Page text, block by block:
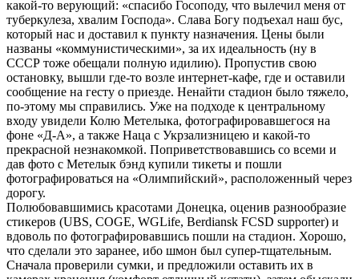
какой-то верующий: «спасибо Госоподу, что вылечил меня от
туберкулеза, хвалим Господа». Слава Богу подъехал наш бус,
который нас и доставил к пункту назначения. Цены были
названы «коммунистическими», за их идеальность (ну в
СССР тоже обещали полную идилию). Пропустив свою
остановку, вышли где-то возле интернет-кафе, где и оставили
сообщение на гесту о приезде. Ненайти стадион было тяжело,
по-этому мы справились. Уже на подходе к центральному
входу увидели Колю Метелыка, фотографировавшегося на
фоне «Д-А», а также Наца с Укрзализницею и какой-то
прекрасной незнакомкой. Поприветствовавшись со всеми и
дав фото с Метелык бэнд купили тикеты и пошли
фотографироваться на «Олимпийский», расположенный через
дорогу.
Полюбовавшимись красотами Донецка, оценив разнообразие
стикеров (UBS, COGE, WGLife, Berdiansk FCSD supporter) и
вдоволь по фотографировавшись пошли на стадион. Хорошо,
что сделали это заранее, ибо шмон был супер-тщательным.
Сначала проверили сумки, и предложили оставить их в